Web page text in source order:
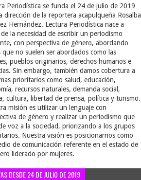
Periodística se funda el 24 de julio de 2019
dirección de la reportera acapulqueña Rosalba
Hernández. Lectura Periodística nace a
la necesidad de escribir un periodismo
con perspectiva de género, abordando
que no suelen ser abordados como las
pueblos originarios, derechos humanos e
Sin embargo, también damos cobertura a
prioritarios como salud, educación,
recursos naturales, demanda social,
cultura, libertad de prensa, política y turismo.
misión es utilizar un lenguaje con
de género y realizar un periodismo que
voz a la sociedad, priorizando a los grupos
Nuestra visión es posicionarnos como
de comunicación referente en el estado de
liderado por mujeres.
DESDE 24 DE JULIO DE 2019